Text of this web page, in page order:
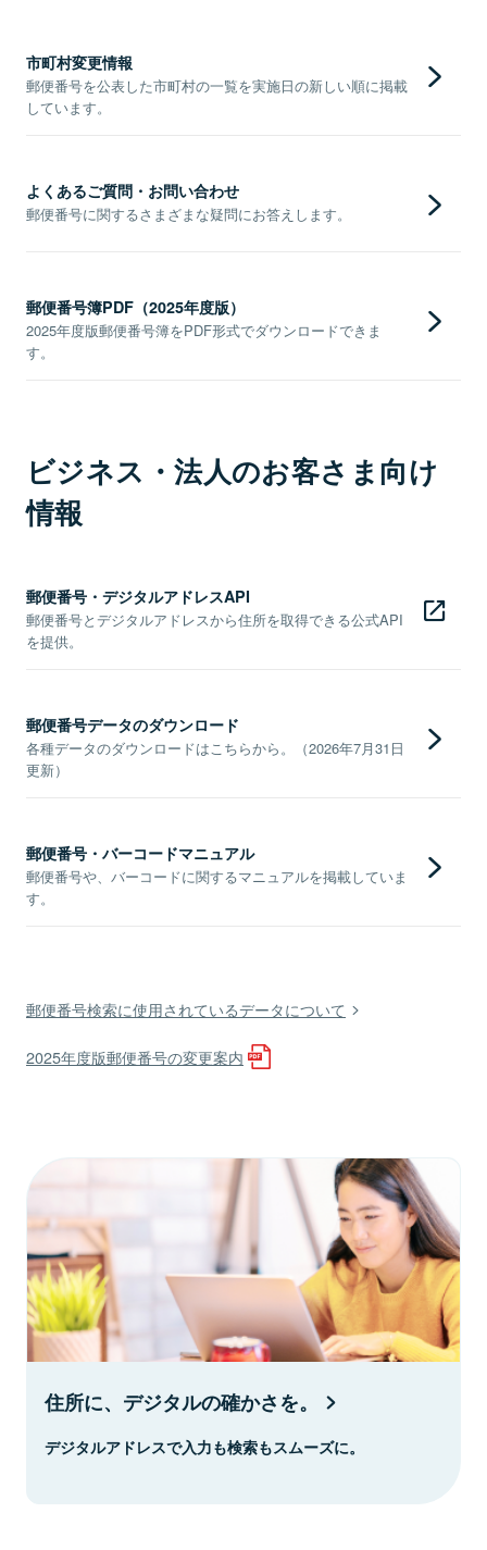
市町村変更情報
郵便番号を公表した市町村の一覧を実施日の新しい順に掲載
しています。
よくあるご質問・お問い合わせ
郵便番号に関するさまざまな疑問にお答えします。
郵便番号簿PDF（2025年度版）
2025年度版郵便番号簿をPDF形式でダウンロードできま
す。
ビジネス・法人のお客さま向け
情報
郵便番号・デジタルアドレスAPI
郵便番号とデジタルアドレスから住所を取得できる公式API
を提供。
郵便番号データのダウンロード
各種データのダウンロードはこちらから。（2026年7月31日
更新）
郵便番号・バーコードマニュアル
郵便番号や、バーコードに関するマニュアルを掲載していま
す。
郵便番号検索に使用されているデータについて
2025年度版郵便番号の変更案内
住所に、デジタルの確かさを。
デジタルアドレスで入力も検索もスムーズに。